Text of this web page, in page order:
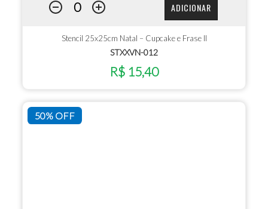
ADICIONAR
Stencil 25x25cm Natal – Cupcake e Frase II
STXXVN-012
R$ 15,40
50% OFF